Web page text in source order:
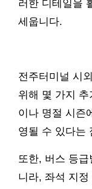
러한 디테일을
세웁니다.
전주터미널 시
위해 몇 가지
이나 명절 시즌
영될 수 있다는
또한, 버스 등
니라, 좌석 지정